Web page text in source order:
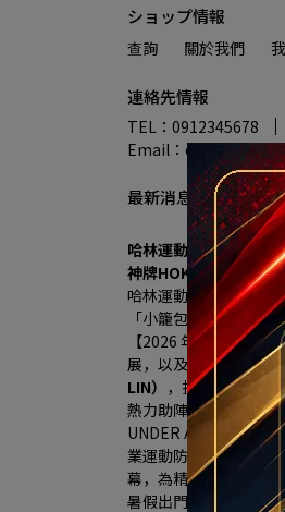
ショップ情報
查詢 關於我們
連絡先情報
TEL：0912345678
Email：
最新消息
哈林運動進駐秀泰生
神牌HOKA、UA、
哈林運動獨家總代理
「小籠包、珍珠奶茶
【2026 年7月16日，
展，以及居住人口穩
LIN） ，打造3F近300
熱力助陣 ，哈林運動的
UNDER ARMOUR、
業運動防護的市場空白
幕，為精打細算的消費
暑假出門走走，從專